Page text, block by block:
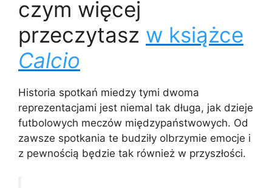
czym więcej
przeczytasz w książce
Calcio
Historia spotkań miedzy tymi dwoma
reprezentacjami jest niemal tak długa, jak dzieje
futbolowych meczów międzypaństwowych. Od
zawsze spotkania te budziły olbrzymie emocje i
z pewnością będzie tak również w przyszłości.